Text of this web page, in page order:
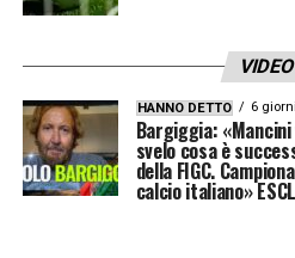
colori gialloblu“.
LA PLAYLIST DELLE
VIDEO
HANNO DETTO 6
Bargiggia: «Mancini
svelo cosa è
della FIGC.
calcio italiano»